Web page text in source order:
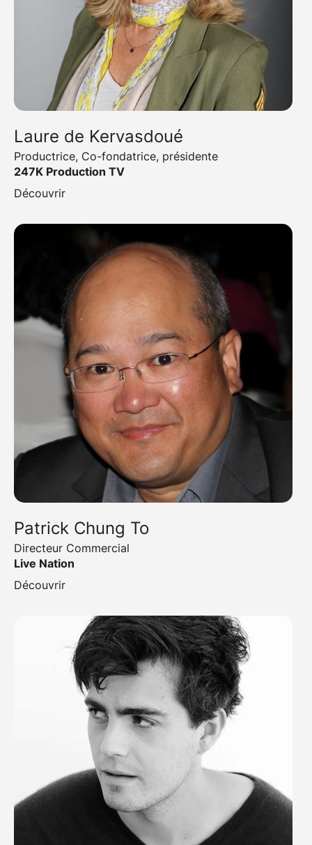
Laure de Kervasdoué
Productrice, Co-fondatrice, présidente
247K Production TV
Découvrir
Patrick Chung To
Directeur Commercial
Live Nation
Découvrir